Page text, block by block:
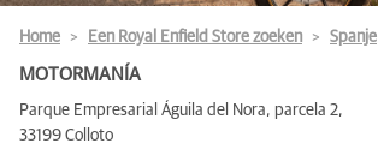
Home Een Royal Enfield Store zoeken Spanje
MOTORMANÍA
Parque Empresarial Águila del Nora, parcela 2,
33199 Colloto